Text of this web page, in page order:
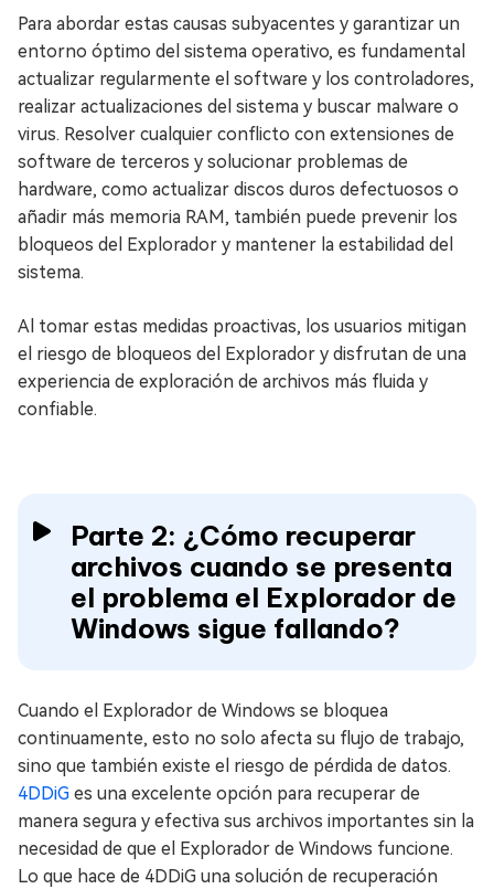
Para abordar estas causas subyacentes y garantizar un
entorno óptimo del sistema operativo, es fundamental
actualizar regularmente el software y los controladores,
realizar actualizaciones del sistema y buscar malware o
virus. Resolver cualquier conflicto con extensiones de
software de terceros y solucionar problemas de
hardware, como actualizar discos duros defectuosos o
añadir más memoria RAM, también puede prevenir los
bloqueos del Explorador y mantener la estabilidad del
sistema.
Al tomar estas medidas proactivas, los usuarios mitigan
el riesgo de bloqueos del Explorador y disfrutan de una
experiencia de exploración de archivos más fluida y
confiable.
Parte 2: ¿Cómo recuperar
archivos cuando se presenta
el problema el Explorador de
Windows sigue fallando?
Cuando el Explorador de Windows se bloquea
continuamente, esto no solo afecta su flujo de trabajo,
sino que también existe el riesgo de pérdida de datos.
4DDiG es una excelente opción para recuperar de
manera segura y efectiva sus archivos importantes sin la
necesidad de que el Explorador de Windows funcione.
Lo que hace de 4DDiG una solución de recuperación